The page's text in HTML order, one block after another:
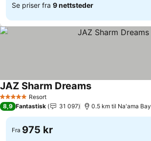
Se priser fra 9 nettsteder
5 Stjerner Resort
JAZ Sharm Dreams
8,9 Fantastisk 31 097 0.5 km til Na'ama Bay
Fra 975 kr